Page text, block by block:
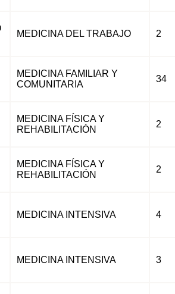
MEDICINA DEL TRABAJO 2
MEDICINA FAMILIAR Y
COMUNITARIA
34
MEDICINA FÍSICA Y
REHABILITACIÓN
2
MEDICINA FÍSICA Y
REHABILITACIÓN
2
MEDICINA INTENSIVA 4
MEDICINA INTENSIVA 3